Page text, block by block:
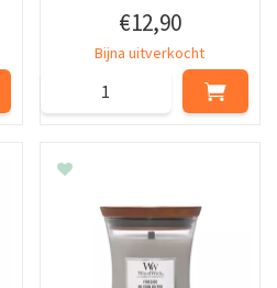
€12,90
Bijna uitverkocht